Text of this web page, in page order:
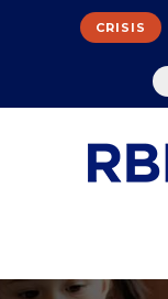
CRISIS